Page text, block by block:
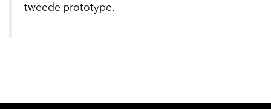
tweede prototype.